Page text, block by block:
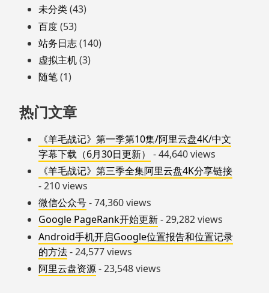
未分类(43)
百度(53)
站务日志(140)
虚拟主机(3)
随笔(1)
热门文章
《羊毛战记》第一季第10集/阿里云盘4K/中文
字幕下载（6月30日更新）
- 44,640 views
《羊毛战记》第三季全集阿里云盘4K分享链接
- 210 views
微信公众号- 74,360 views
Google PageRank开始更新- 29,282 views
Android手机开启Google位置报告和位置记录
的方法- 24,577 views
阿里云盘资源- 23,548 views